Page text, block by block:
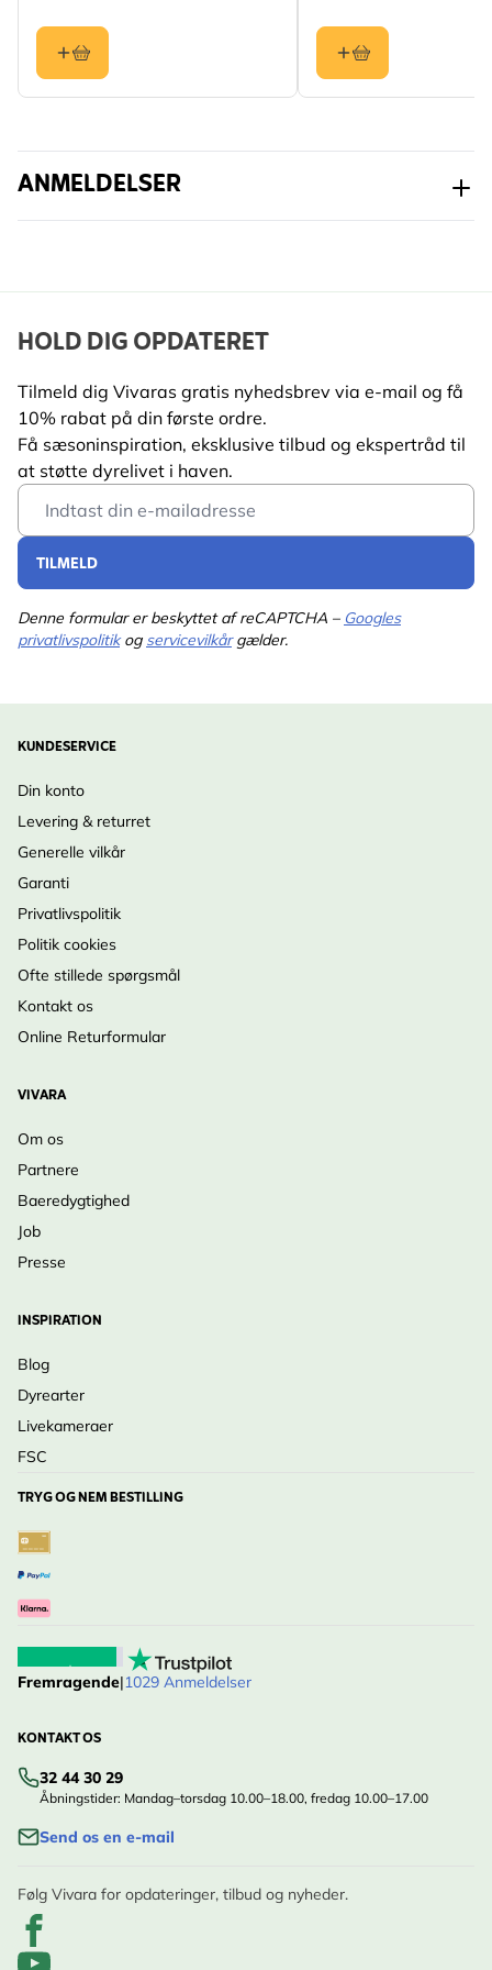
ANMELDELSER
HOLD DIG OPDATERET
Tilmeld dig Vivaras gratis nyhedsbrev via e-mail og få
10% rabat på din første ordre.
Få sæsoninspiration, eksklusive tilbud og ekspertråd til
at støtte dyrelivet i haven.
Email Address
TILMELD
Denne formular er beskyttet af reCAPTCHA – Googles
privatlivspolitikog servicevilkårgælder.
KUNDESERVICE
Din konto
Levering & returret
Generelle vilkår
Garanti
Privatlivspolitik
Politik cookies
Ofte stillede spørgsmål
Kontakt os
Online Returformular
VIVARA
Om os
Partnere
Baeredygtighed
Job
Presse
INSPIRATION
Blog
Dyrearter
Livekameraer
FSC
TRYG OG NEM BESTILLING
Fremragende|1029 Anmeldelser
KONTAKT OS
32 44 30 29
Åbningstider: Mandag–torsdag 10.00–18.00, fredag 10.00–17.00
Send os en e-mail
Følg Vivara for opdateringer, tilbud og nyheder.